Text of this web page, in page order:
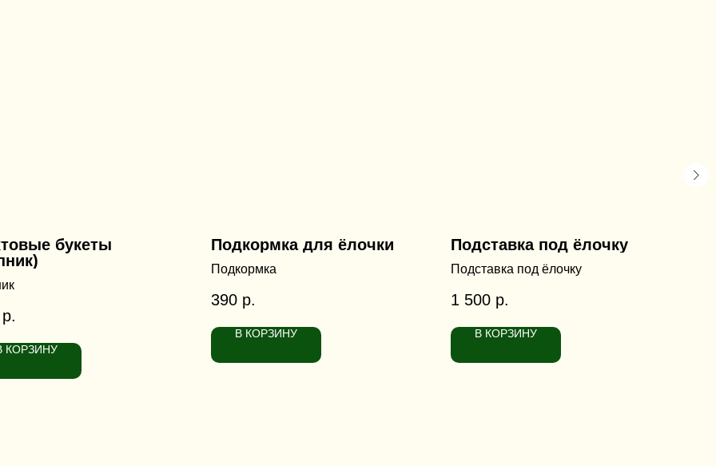
букеты
р.
КОРЗИНУ
Подкормка для ёлочки
Подкормка
390 р.
В КОРЗИНУ
Подставка под ёлочку
Подставка под ёлочку
1 500 р.
В КОРЗИНУ